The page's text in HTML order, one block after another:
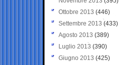
Ottobre 2013 (446)
Settembre 2013 (433)
Agosto 2013 (389)
Luglio 2013 (390)
Giugno 2013 (425)